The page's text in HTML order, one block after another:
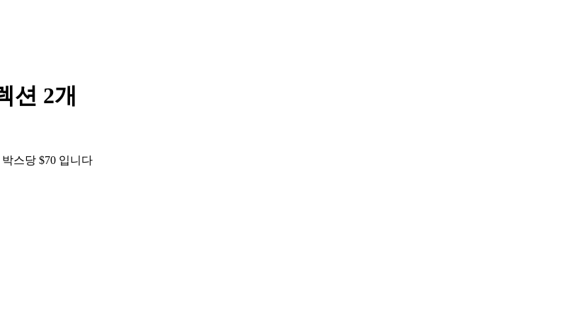
션 2개
스당 $70 입니다